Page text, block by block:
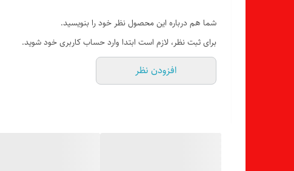
شما هم درباره این محصول نظر خود را بنویسید.
برای ثبت نظر، لازم است ابتدا وارد حساب کاربری خود شوید.
افزودن نظر